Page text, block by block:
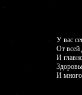
У вас
От всей
И
И много